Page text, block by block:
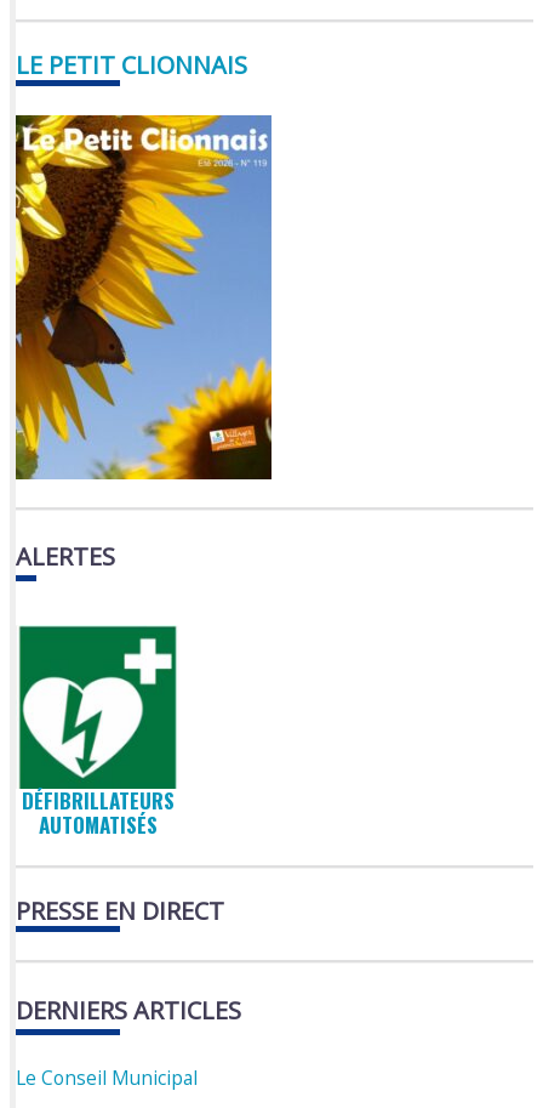
LE PETIT CLIONNAIS
ALERTES
DÉFIBRILLATEURS
AUTOMATISÉS
PRESSE EN DIRECT
DERNIERS ARTICLES
Le Conseil Municipal